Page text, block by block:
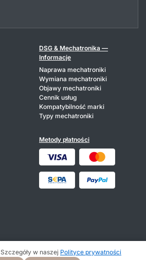
DSG & Mechatronika —
Informacje
Naprawa mechatroniki
Wymiana mechatroniki
Objawy mechatroniki
Cennik usług
Kompatybilność marki
Typy mechatroniki
Metody płatności
Wszelkie prawa zastrzeżone
w naszej Polityce prywatności